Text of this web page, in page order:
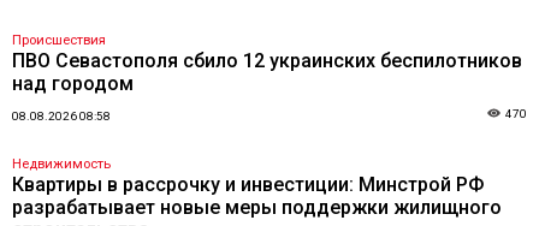
Происшествия
ПВО Севастополя сбило 12 украинских беспилотников
над городом
08.08.2026 08:58 470
Недвижимость
Квартиры в рассрочку и инвестиции: Минстрой РФ
разрабатывает новые меры поддержки жилищного